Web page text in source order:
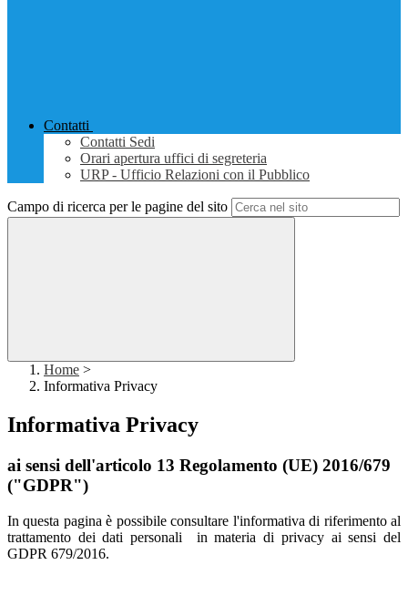
Contatti
Contatti Sedi
Orari apertura uffici di segreteria
URP - Ufficio Relazioni con il Pubblico
Campo di ricerca per le pagine del sito
Home >
Informativa Privacy
Informativa Privacy
ai sensi dell'articolo 13 Regolamento (UE) 2016/679
("GDPR")
In questa pagina è possibile consultare l'informativa di riferimento al
trattamento dei dati personali in materia di privacy ai sensi del
GDPR 679/2016.